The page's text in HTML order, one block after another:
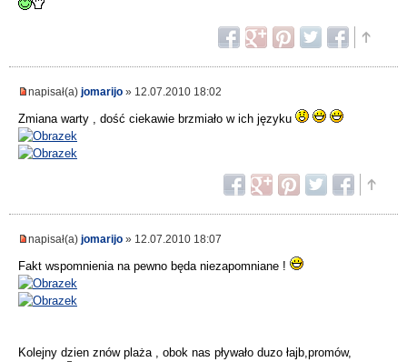
napisał(a) jomarijo » 12.07.2010 18:02
Zmiana warty , dość ciekawie brzmiało w ich języku
napisał(a) jomarijo » 12.07.2010 18:07
Fakt wspomnienia na pewno będa niezapomniane !
Kolejny dzien znów plaża , obok nas pływało duzo łajb,promów,